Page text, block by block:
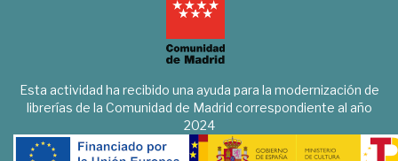
Esta actividad ha recibido una ayuda para la modernización de
librerías de la Comunidad de Madrid correspondiente al año
2024